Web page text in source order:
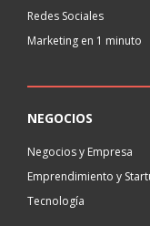
Redes Sociales
Marketing en 1 minuto
NEGOCIOS
Negocios y Empresa
Emprendimiento y
Tecnología